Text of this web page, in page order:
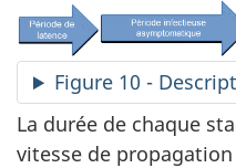
Figure 10 -
La durée de chaque
vitesse de